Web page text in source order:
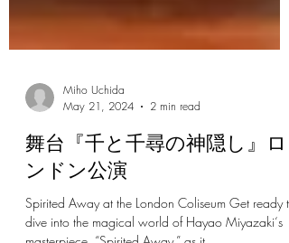
Miho Uchida
May 21, 2024
2 min read
舞台『千と千尋の神隠し』ロ
ンドン公演